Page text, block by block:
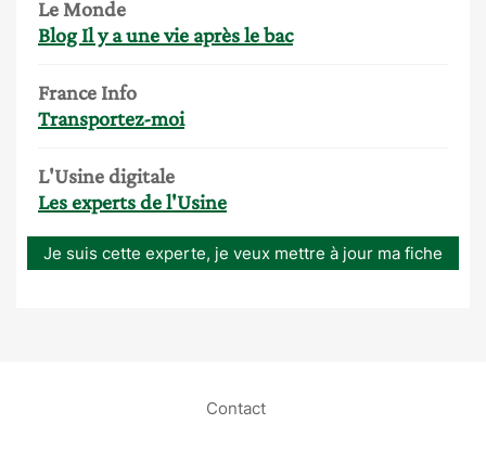
Le Monde
Blog Il y a une vie après le bac
France Info
Transportez-moi
L'Usine digitale
Les experts de l'Usine
Je suis cette experte, je veux mettre à jour ma fiche
Contact